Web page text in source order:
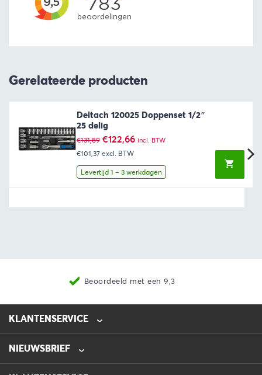
Gerelateerde producten
Deltach 120025 Doppenset 1/2″
25 delig
€131,89 Oorspronkelijke
prijs
was:
€131,89.
€122,66Huidige
€122,66.
incl. BTW
€101,37 excl. BTW
Levertijd 1 – 3 werkdagen
Beoordeeld met een 9,3
KLANTENSERVICE
0475-218632
info@automotive-line.nl
NIEUWSBRIEF